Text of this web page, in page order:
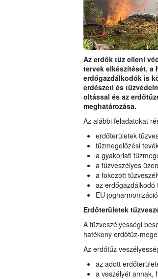
Az erdők tűz elleni
tervek elkészítését, a
erdőgazdálkodók is
erdészeti és
oltással és az
meghatározása.
Az alábbi feladatokat
erdőterületek
tűzmegelőzési
a gyakorlati
a tűzveszélyes
a fokozott
az erdőgazdálkodó
EU
Erdőterületek
A tűzveszélyességi
hatékony erdőtűz-
Az erdőtűz
az adott
a veszélyét annak,